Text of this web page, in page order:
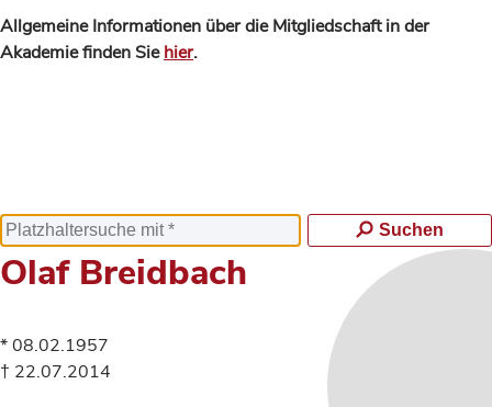
Allgemeine Informationen über die Mitgliedschaft in der
Akademie finden Siehier.
Suchen
Olaf Breidbach
* 08.02.1957
† 22.07.2014